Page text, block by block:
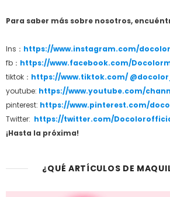
Para saber más sobre nosotros,
Ins： https://www.instagram.com/
fb： https://www.facebook.com/
tiktok： https://www.tiktok.com/
youtube: https://www.youtube.com/
pinterest: https://www.pinterest.com/
Twitter: https://twitter.com/
¡Hasta la próxima!
¿QUÉ ARTÍCULOS DE